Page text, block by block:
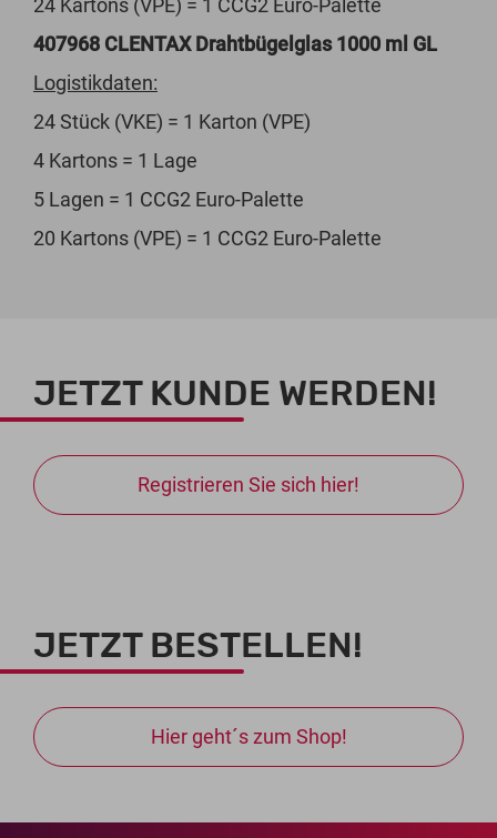
24 Kartons (VPE) = 1 CCG2 Euro-Palette
407968 CLENTAX Drahtbügelglas 1000 ml GL
Logistikdaten:
24 Stück (VKE) = 1 Karton (VPE)
4 Kartons = 1 Lage
5 Lagen = 1 CCG2 Euro-Palette
20 Kartons (VPE) = 1 CCG2 Euro-Palette
JETZT KUNDE WERDEN!
Registrieren Sie sich hier!
JETZT BESTELLEN!
Hier geht´s zum Shop!